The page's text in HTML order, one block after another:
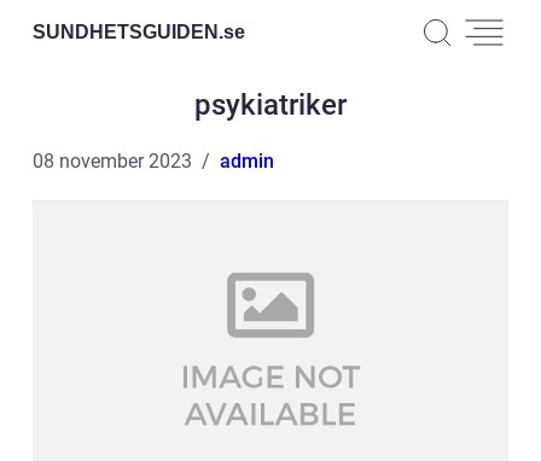
SUNDHETSGUIDEN.se
psykiatriker
08 november 2023 admin